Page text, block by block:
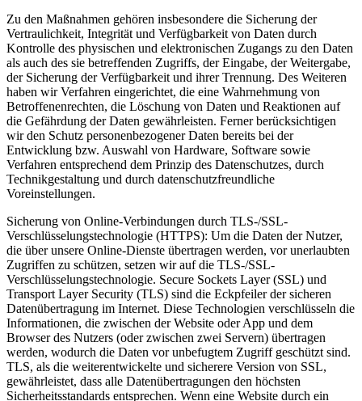
Zu den Maßnahmen gehören insbesondere die Sicherung der
Vertraulichkeit, Integrität und Verfügbarkeit von Daten durch
Kontrolle des physischen und elektronischen Zugangs zu den Daten
als auch des sie betreffenden Zugriffs, der Eingabe, der Weitergabe,
der Sicherung der Verfügbarkeit und ihrer Trennung. Des Weiteren
haben wir Verfahren eingerichtet, die eine Wahrnehmung von
Betroffenenrechten, die Löschung von Daten und Reaktionen auf
die Gefährdung der Daten gewährleisten. Ferner berücksichtigen
wir den Schutz personenbezogener Daten bereits bei der
Entwicklung bzw. Auswahl von Hardware, Software sowie
Verfahren entsprechend dem Prinzip des Datenschutzes, durch
Technikgestaltung und durch datenschutzfreundliche
Voreinstellungen.
Sicherung von Online-Verbindungen durch TLS-/SSL-
Verschlüsselungstechnologie (HTTPS): Um die Daten der Nutzer,
die über unsere Online-Dienste übertragen werden, vor unerlaubten
Zugriffen zu schützen, setzen wir auf die TLS-/SSL-
Verschlüsselungstechnologie. Secure Sockets Layer (SSL) und
Transport Layer Security (TLS) sind die Eckpfeiler der sicheren
Datenübertragung im Internet. Diese Technologien verschlüsseln die
Informationen, die zwischen der Website oder App und dem
Browser des Nutzers (oder zwischen zwei Servern) übertragen
werden, wodurch die Daten vor unbefugtem Zugriff geschützt sind.
TLS, als die weiterentwickelte und sicherere Version von SSL,
gewährleistet, dass alle Datenübertragungen den höchsten
Sicherheitsstandards entsprechen. Wenn eine Website durch ein